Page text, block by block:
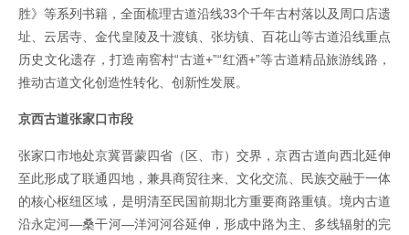
胜》等系列书籍，全面梳理古道沿线33个千年古村落以及周口店遗
址、云居寺、金代皇陵及十渡镇、张坊镇、百花山等古道沿线重点
历史文化遗存，打造南窖村“古道+”“红酒+”等古道精品旅游线路，
推动古道文化创造性转化、创新性发展。
京西古道张家口市段
张家口市地处京冀晋蒙四省（区、市）交界，京西古道向西北延伸
至此形成了联通四地，兼具商贸往来、文化交流、民族交融于一体
的核心枢纽区域，是明清至民国前期北方重要商路重镇。境内古道
沿永定河—桑干河—洋河河谷延伸，形成中路为主、多线辐射的完